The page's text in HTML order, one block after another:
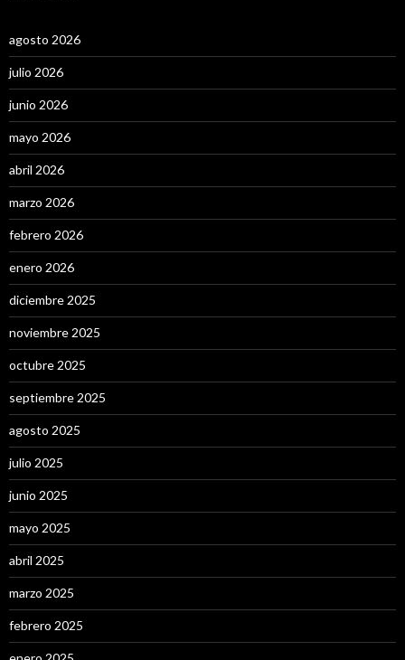
agosto 2026
julio 2026
junio 2026
mayo 2026
abril 2026
marzo 2026
febrero 2026
enero 2026
diciembre 2025
noviembre 2025
octubre 2025
septiembre 2025
agosto 2025
julio 2025
junio 2025
mayo 2025
abril 2025
marzo 2025
febrero 2025